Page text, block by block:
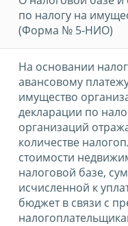
по налогу на
(Форма № 5-НИО)
На основании
авансовому
имущество
декларации по
организаций
количестве
стоимости
налоговой базе,
исчисленной к
бюджет в связи с